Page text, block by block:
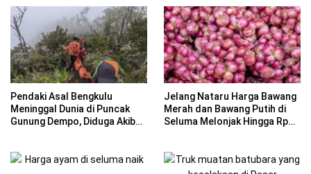
Pendaki Asal Bengkulu
Meninggal Dunia di Puncak
Gunung Dempo, Diduga Akibat
Jelang Nataru Harga Bawang
Merah dan Bawang Putih di
Seluma Melonjak Hingga Rp